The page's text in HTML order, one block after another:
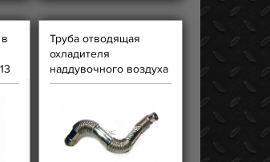
Труба отводящая
охладителя
наддувочного воздуха
(''интеркуллера''/
турбокомпрессора
31631